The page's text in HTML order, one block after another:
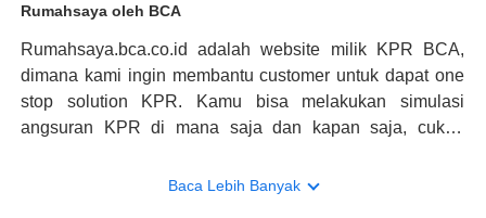
Rumahsaya oleh BCA
Rumahsaya.bca.co.id adalah website milik KPR BCA,
dimana kami ingin membantu customer untuk dapat one
stop solution KPR. Kamu bisa melakukan simulasi
angsuran KPR di mana saja dan kapan saja, cukup
konsultasi mengenai KPR, maka ada layanan live chat
Baca Lebih Banyak